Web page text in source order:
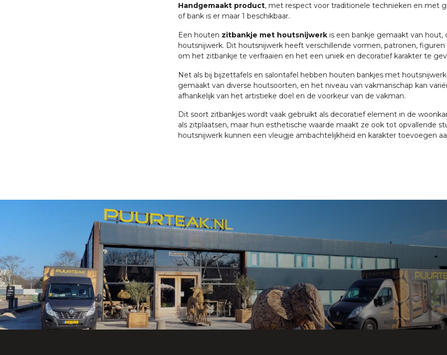
Handgemaakt product, met respect voor traditionele technieken en met
of bank is er maar 1 beschikbaar.
Een houten zitbankje met houtsnijwerk is een bankje gemaakt van
houtsnijwerk. Dit houtsnijwerk heeft verschillende vormen, patronen,
om het zitbankje te verfraaien en het een uniek en decoratief karakter te
Net als bij bijzettafels en salontafel hebben houten bankjes met
gemaakt van diverse houtsoorten, en het niveau van vakmanschap kan
afhankelijk van het artistieke doel en de voorkeur van de vakman.
Dit soort zitbankjes wordt vaak gebruikt als decoratief element in de
als zitplaatsen, maar hun esthetische waarde maakt ze ook tot opvallende
houtsnijwerk kunnen een vleugje ambachtelijkheid en karakter toevoegen